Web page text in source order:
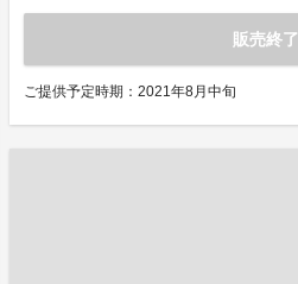
販売終了
ご提供予定時期：2021年8月中旬